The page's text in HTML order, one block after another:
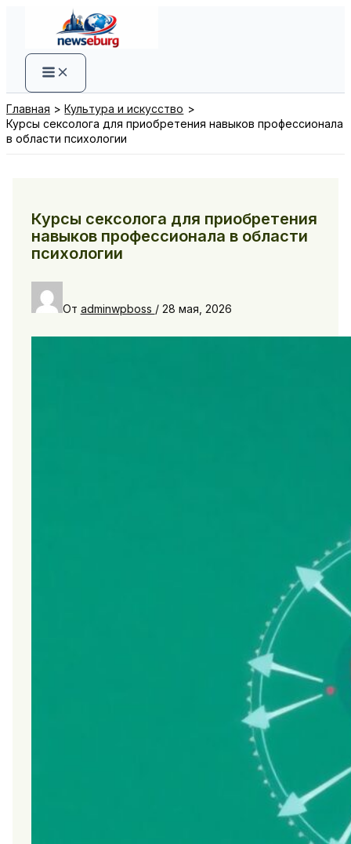
содержимому
Главная
Культура и искусство
Курсы сексолога для приобретения навыков профессионала
в области психологии
Курсы сексолога для приобретения
навыков профессионала в области
психологии
От adminwpboss / 28 мая, 2026